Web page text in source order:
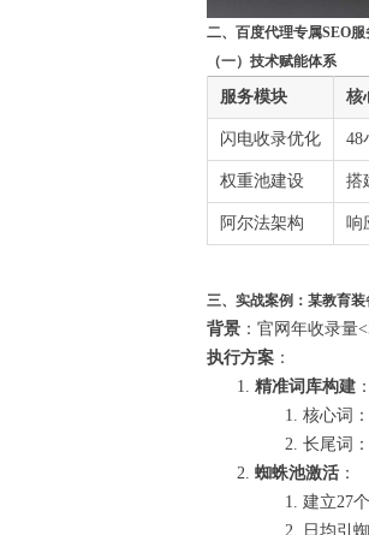
二、百度代理专属SEO服
（一）技术赋能体系
服务模块 核
闪电收录优化 48
权重池建设 搭
阿尔法架构 响
三、实战案例：某教育
背景 ：官网年收录量
执行方案 ：
精准词库构建 ：
核心词
长尾词
蜘蛛池激活 ：
建立27
日均引